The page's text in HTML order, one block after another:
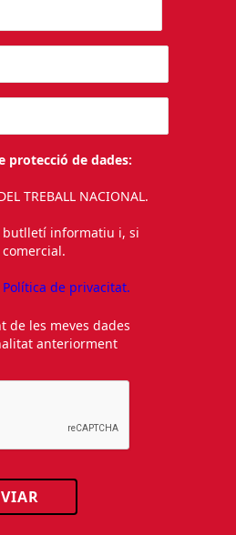
protecció de dades:
TREBALL NACIONAL.
butlletí informatiu i, si
Política de privacitat.
de les meves dades
anteriorment